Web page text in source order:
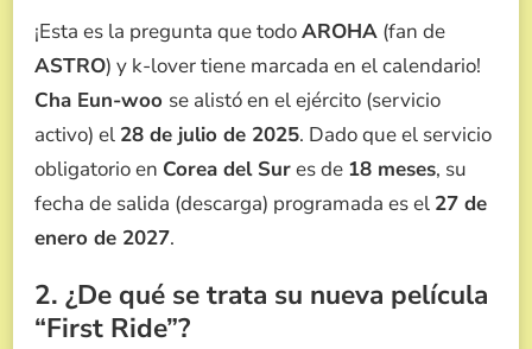
¡Esta es la pregunta que todoAROHA (fan de
ASTRO) y k-lover tiene marcada en el calendario!
Cha Eun-woo se alistó en el ejército (servicio
activo) el 28 de julio de 2025. Dado que el servicio
obligatorio en Corea del Sures de 18 meses, su
fecha de salida (descarga) programada es el 27 de
enero de 2027.
2. ¿De qué se trata su nueva película
“First Ride”?